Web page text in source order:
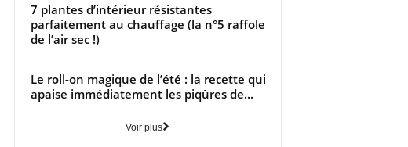
7 plantes d’intérieur résistantes
parfaitement au chauffage (la n°5 raffole
de l’air sec !)
Le roll-on magique de l’été : la recette qui
apaise immédiatement les piqûres de...
Voir plus